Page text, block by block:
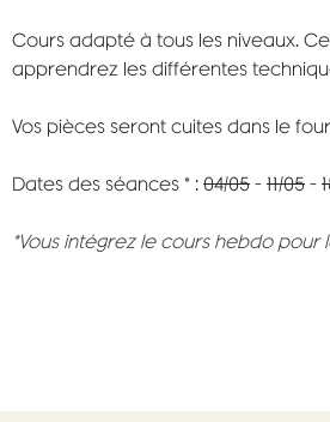
Cours adapté à tous les niveaux.
apprendrez les différentes
Vos pièces seront cuites dans le
Dates des séances * :04/05–11/05–
*Vous intégrez le cours hebdo